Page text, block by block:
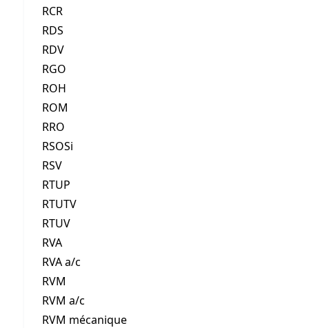
RCR
RDS
RDV
RGO
ROH
ROM
RRO
RSOSi
RSV
RTUP
RTUTV
RTUV
RVA
RVA a/c
RVM
RVM a/c
RVM mécanique